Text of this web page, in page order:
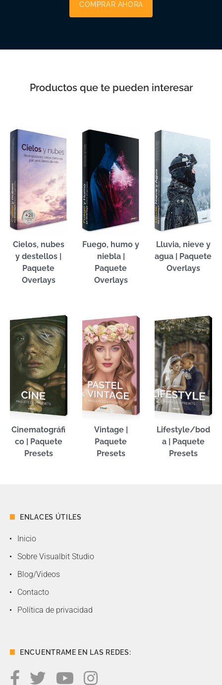
COMPRAR AHORA
Productos que te pueden interesar
Cielos, nubes
y destellos |
Paquete
Overlays
Fuego, humo y
niebla |
Paquete
Overlays
Lluvia, nieve y
agua | Paquete
Overlays
Cinematográfi
co | Paquete
Presets
Vintage |
Paquete
Presets
Lifestyle/bod
a | Paquete
Presets
ENLACES ÚTILES
Inicio
Sobre Visualbit Studio
Blog/Videos
Contacto
Política de privacidad
ENCUENTRAME EN LAS REDES: